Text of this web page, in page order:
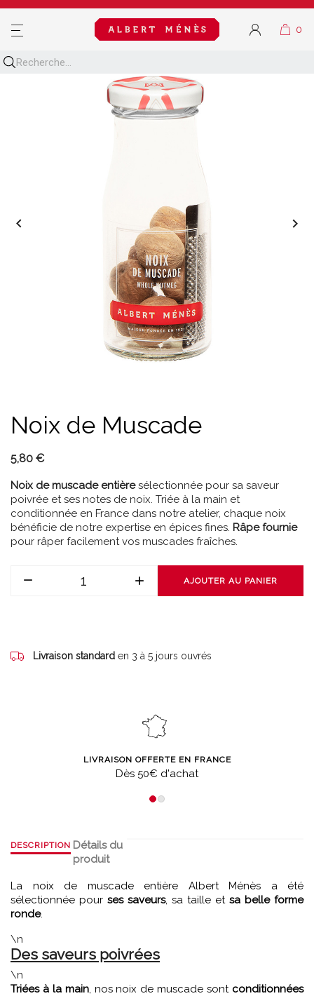
MENU
 
Noix de Muscade
5,80 €
Noix de muscade entièresélectionnée pour sa saveur
poivrée et ses notes de noix. Triée à la main et
conditionnée en France dans notre atelier, chaque noix
bénéficie de notre expertise en épices fines. Râpe fournie
pour râper facilement vos muscades fraîches.
AJOUTER AU PANIER
Livraison standard en 3 à 5 jours ouvrés
LIVRAISON OFFERTE EN FRANCE
Dès 50€ d'achat
DESCRIPTION Détails du
produit
La noix de muscade entière Albert Ménès a été
sélectionnée pour ses saveurs, sa taille et sa belle forme
ronde.
\n
Des saveurs poivrées
\n
Triées à la main, nos noix de muscade sont conditionnées